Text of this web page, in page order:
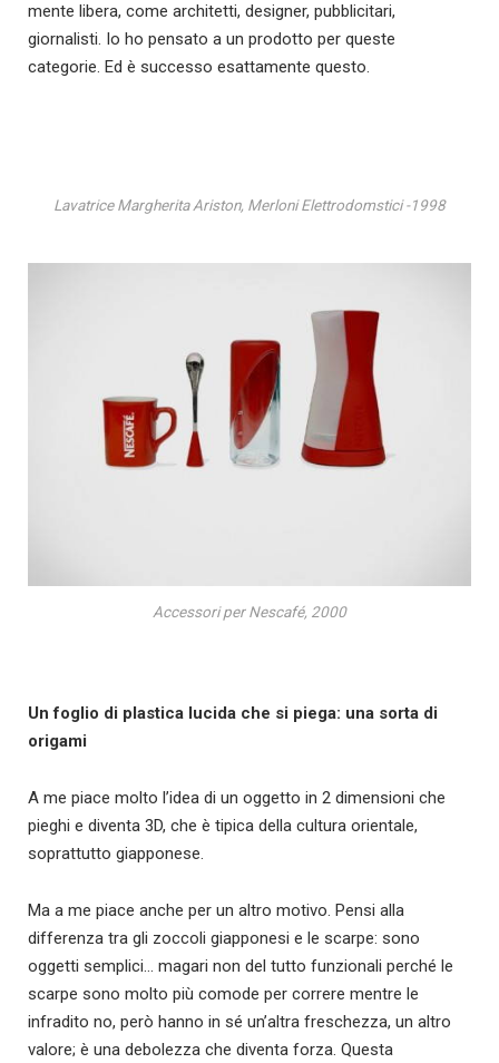
mente libera, come architetti, designer, pubblicitari,
giornalisti. Io ho pensato a un prodotto per queste
categorie. Ed è successo esattamente questo.
Lavatrice Margherita Ariston, Merloni Elettrodomstici -1998
Accessori per Nescafé, 2000
Un foglio di plastica lucida che si piega: una sorta di
origami
A me piace molto l’idea di un oggetto in 2 dimensioni che
pieghi e diventa 3D, che è tipica della cultura orientale,
soprattutto giapponese.
Ma a me piace anche per un altro motivo. Pensi alla
differenza tra gli zoccoli giapponesi e le scarpe: sono
oggetti semplici… magari non del tutto funzionali perché le
scarpe sono molto più comode per correre mentre le
infradito no, però hanno in sé un’altra freschezza, un altro
valore; è una debolezza che diventa forza. Questa